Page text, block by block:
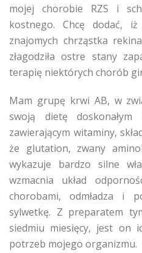
mojej chorobie RZS i
kostnego. Chcę dodać,
znajomych chrząstka
złagodziła ostre stany
terapię niektórych chorób
Mam grupę krwi AB, w
swoją dietę
zawierającym witaminy,
że glutation, zwany
wykazuje bardzo silne
wzmacnia układ
chorobami, odmładza i
sylwetkę. Z preparatem
siedmiu miesięcy, jest on
potrzeb mojego organizmu.